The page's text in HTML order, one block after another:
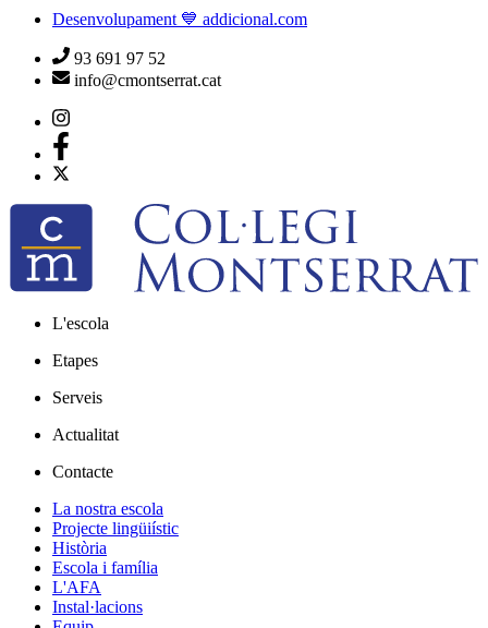
Desenvolupament 💙 addicional.com
93 691 97 52
info@cmontserrat.cat
L'escola
Etapes
Serveis
Actualitat
Contacte
La nostra escola
Projecte lingüiístic
Història
Escola i família
L'AFA
Instal·lacions